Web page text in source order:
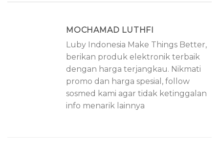
MOCHAMAD LUTHFI
Luby Indonesia Make Things Better,
berikan produk elektronik terbaik
dengan harga terjangkau. Nikmati
promo dan harga spesial, follow
sosmed kami agar tidak ketinggalan
info menarik lainnya